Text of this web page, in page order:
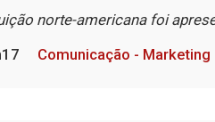
norte-americana foi
Comunicação - Marketing